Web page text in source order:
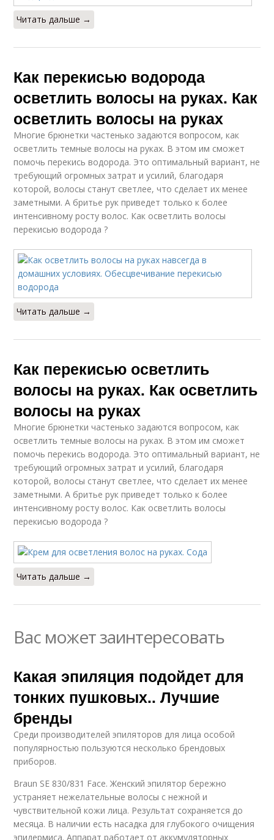
Читать дальше →
Как перекисью водорода
осветлить волосы на руках. Как
осветлить волосы на руках
Многие брюнетки частенько задаются вопросом, как
осветлить темные волосы на руках. В этом им сможет
помочь перекись водорода. Это оптимальный вариант, не
требующий огромных затрат и усилий, благодаря
которой, волосы станут светлее, что сделает их менее
заметными. А бритье рук приведет только к более
интенсивному росту волос. Как осветлить волосы
перекисью водорода ?
Читать дальше →
Как перекисью осветлить
волосы на руках. Как осветлить
волосы на руках
Многие брюнетки частенько задаются вопросом, как
осветлить темные волосы на руках. В этом им сможет
помочь перекись водорода. Это оптимальный вариант, не
требующий огромных затрат и усилий, благодаря
которой, волосы станут светлее, что сделает их менее
заметными. А бритье рук приведет только к более
интенсивному росту волос. Как осветлить волосы
перекисью водорода ?
Читать дальше →
Вас может заинтересовать
Какая эпиляция подойдет для
тонких пушковых.. Лучшие
бренды
Среди производителей эпиляторов для лица особой
популярностью пользуются несколько брендовых
приборов.
Braun SE 830/831 Face. Женский эпилятор бережно
устраняет нежелательные волосы с нежной и
чувствительной кожи лица. Результат сохраняется до
месяца. В наличии есть насадка для глубокого очищения
эпидермиса. Аппарат работает от аккумуляторных